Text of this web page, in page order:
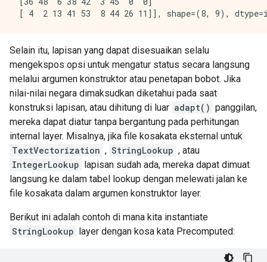
Selain itu, lapisan yang dapat disesuaikan selalu
mengekspos opsi untuk mengatur status secara langsung
melalui argumen konstruktor atau penetapan bobot. Jika
nilai-nilai negara dimaksudkan diketahui pada saat
konstruksi lapisan, atau dihitung di luar adapt() panggilan,
mereka dapat diatur tanpa bergantung pada perhitungan
internal layer. Misalnya, jika file kosakata eksternal untuk
TextVectorization , StringLookup , atau
IntegerLookup lapisan sudah ada, mereka dapat dimuat
langsung ke dalam tabel lookup dengan melewati jalan ke
file kosakata dalam argumen konstruktor layer.
Berikut ini adalah contoh di mana kita instantiate
StringLookup layer dengan kosa kata Precomputed: